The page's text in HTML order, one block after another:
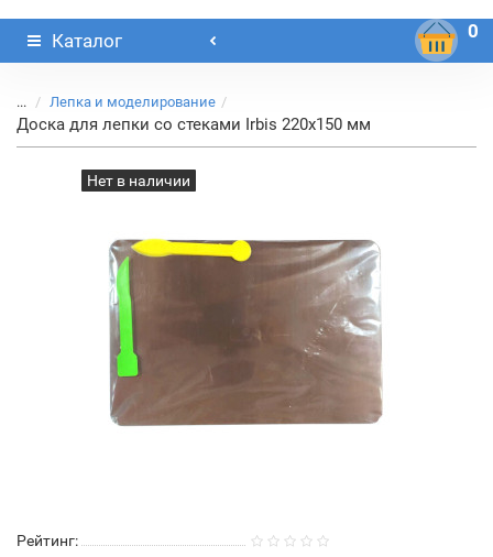
Каталог 0
... Лепка и моделирование
Доска для лепки со стеками Irbis 220х150 мм
Нет в наличии
Рейтинг: